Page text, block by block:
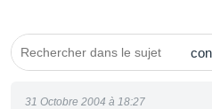
31 Octobre 2004 à 18:27